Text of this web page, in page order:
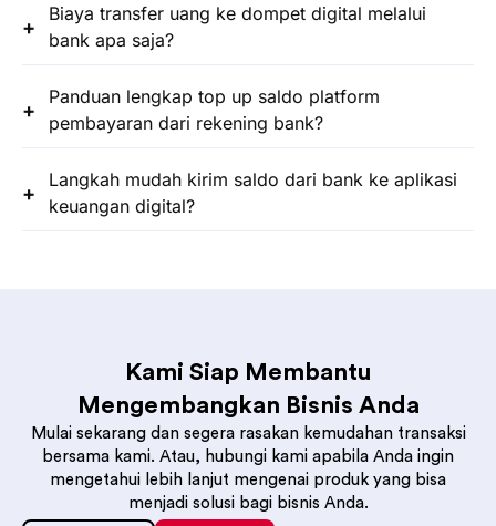
Biaya transfer uang ke dompet digital melalui
bank apa saja?
Panduan lengkap top up saldo platform
pembayaran dari rekening bank?
Langkah mudah kirim saldo dari bank ke aplikasi
keuangan digital?
Kami Siap Membantu
Mengembangkan Bisnis Anda
Mulai sekarang dan segera rasakan kemudahan transaksi
bersama kami. Atau, hubungi kami apabila Anda ingin
mengetahui lebih lanjut mengenai produk yang bisa
menjadi solusi bagi bisnis Anda.